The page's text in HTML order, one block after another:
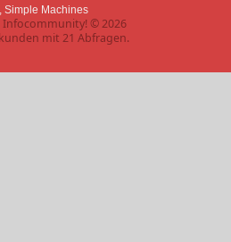
Simple Machines
Infocommunity! © 2026
mit 21 Abfragen.